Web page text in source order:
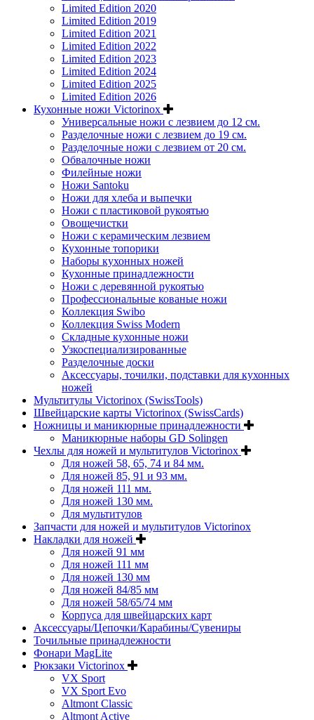
Limited Edition 2020
Limited Edition 2019
Limited Edition 2021
Limited Edition 2022
Limited Edition 2023
Limited Edition 2024
Limited Edition 2025
Limited Edition 2026
Кухонные ножи Victorinox
Универсальные ножи с лезвием до 12 см.
Разделочные ножи с лезвием до 19 см.
Разделочные ножи с лезвием от 20 см.
Обвалочные ножи
Филейные ножи
Ножи Santoku
Ножи для хлеба и выпечки
Ножи с пластиковой рукоятью
Овощечистки
Ножи с керамическим лезвием
Кухонные топорики
Наборы кухонных ножей
Кухонные принадлежности
Ножи с деревянной рукоятью
Профессиональные кованые ножи
Коллекция Swibo
Коллекция Swiss Modern
Складные кухонные ножи
Узкоспециализированные
Разделочные доски
Аксессуары, точилки, подставки для кухонных
ножей
Мультитулы Victorinox (SwissTools)
Швейцарские карты Victorinox (SwissCards)
Ножницы и маникюрные принадлежности
Маникюрные наборы GD Solingen
Чехлы для ножей и мультитулов Victorinox
Для ножей 58, 65, 74 и 84 мм.
Для ножей 85, 91 и 93 мм.
Для ножей 111 мм.
Для ножей 130 мм.
Для мультитулов
Запчасти для ножей и мультитулов Victorinox
Накладки для ножей
Для ножей 91 мм
Для ножей 111 мм
Для ножей 130 мм
Для ножей 84/85 мм
Для ножей 58/65/74 мм
Корпуса для швейцарских карт
Аксессуары/Цепочки/Карабины/Сувениры
Точильные принадлежности
Фонари MagLite
Рюкзаки Victorinox
VX Sport
VX Sport Evo
Altmont Classic
Altmont Active